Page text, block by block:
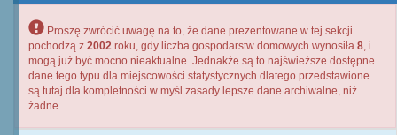
Proszę zwrócić uwagę na to, że dane prezentowane w tej sekcji
pochodzą z 2002 roku, gdy liczba gospodarstw domowych wynosiła 8, i
mogą już być mocno nieaktualne. Jednakże są to najświeższe dostępne
dane tego typu dla miejscowości statystycznych dlatego przedstawione
są tutaj dla kompletności w myśl zasady lepsze dane archiwalne, niż
żadne.